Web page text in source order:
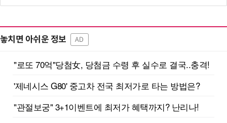
놓치면 아쉬운 정보 AD